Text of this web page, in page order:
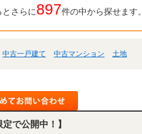
さらに897件の中から探せます。
中古一戸建て 中古マンション 土地
定で公開中！】